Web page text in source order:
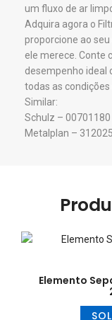
um fluxo de ar
Adquira agora o
proporcione ao
ele merece. Conte
desempenho ideal
todas as condições
Similar:
Schulz – 00701180
Metalplan –
Elemento